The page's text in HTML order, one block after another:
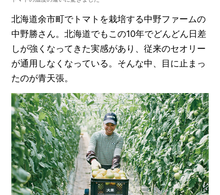
北海道余市町でトマトを栽培する中野ファームの
中野勝さん。北海道でもこの10年でどんどん日差
しが強くなってきた実感があり、従来のセオリー
が通用しなくなっている。そんな中、目に止まっ
たのが青天張。